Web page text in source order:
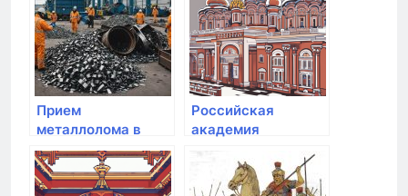
Прием
металлолома в
Санкт-Петербурге
и Лен области:
Втор-центр СПб
Российская
академия